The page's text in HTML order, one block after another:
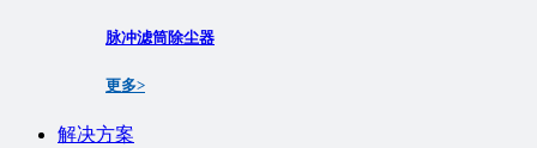
脉冲滤筒除尘器
更多>
解决方案